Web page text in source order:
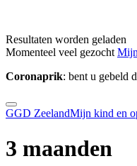
Resultaten worden geladen
Momenteel veel gezocht
Coronaprik: bent u gebeld
GGD ZeelandMijn kind en
3 maanden